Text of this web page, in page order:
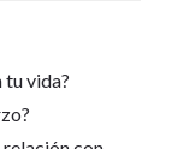
tu vida?